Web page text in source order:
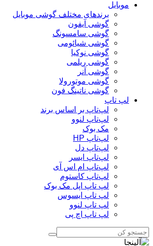
موبایل
برندهای مختلف گوشی موبایل
گوشی آیفون
گوشی سامسونگ
گوشی شیائومی
گوشی نوکیا
گوشی ریلمی
گوشی آنر
گوشی موتورولا
گوشی ناتینگ فون
لپ تاپ
لپ‌تاپ بر اساس برند
لپ‌تاپ لنوو
مک بوک
لپ‌تاپ HP
لپ‌تاپ دل
لپ‌تاپ ایسر
لپ‌تاپ ام اس آی
لپ‌تاپ کاستوم
لپ تاپ اپل مک بوک
لپ تاپ ایسوس
لپ تاپ لنوو
لپ تاپ اچ پی